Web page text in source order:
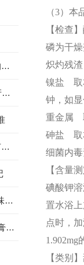
药用级交联羧甲纤维素钠在片剂中的作用
药用级司盘85（三油酸山梨坦）生产厂家价格
药用级乳膏基质跟普通的软膏基质有什么区别
晋湘供应药用级甜菊糖苷 1kg/袋 矫味剂 甜味剂
药用级氧化锌 用作收敛药 用于制软膏或橡皮膏 500g起订
（3）本
【检查
磷为干
炽灼残
镍盐 取
钟，如
重金属
砷盐 取
细菌内
【含量
碘酸钾
置水浴
点时，
1.902mg
【类别